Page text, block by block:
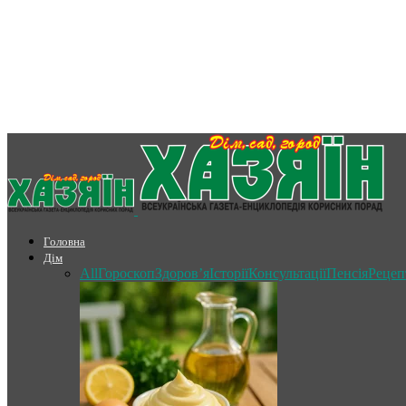
Головна
Дім
AllГороскопЗдоров’яІсторіїКонсультаціїПенсія